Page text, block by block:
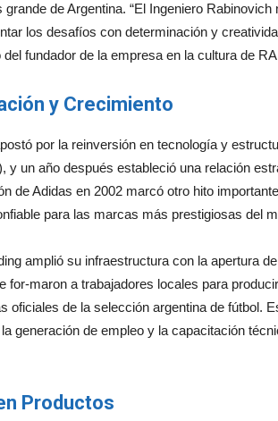
de Argentina. “El Ingeniero
los desafíos con determinación y
fundador de la empresa en la cultura de
y Crecimiento
por la reinversión en tecnología y
y un año después estableció una relación
de Adidas en 2002 marcó otro hito
para las marcas más prestigiosas del
amplió su infraestructura con la apertura
for-maron a trabajadores locales para
oficiales de la selección argentina de fútbol.
generación de empleo y la capacitación
Productos